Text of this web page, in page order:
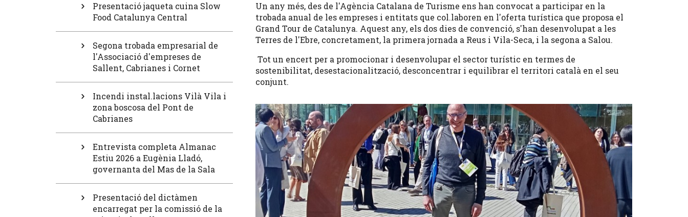
Presentació jaqueta cuina Slow
Food Catalunya Central
Segona trobada empresarial de
l'Associació d'empreses de
Sallent, Cabrianes i Cornet
Incendi instal.lacions Vilà Vila i
zona boscosa del Pont de
Cabrianes
Entrevista completa Almanac
Estiu 2026 a Eugènia Lladó,
governanta del Mas de la Sala
Presentació del dictàmen
encarregat per la comissió de la
Un any més, des de l'Agència Catalana de Turisme ens han convocat a participar en la
trobada anual de les empreses i entitats que col.laboren en l'oferta turística que proposa el
Grand Tour de Catalunya. Aquest any, els dos dies de convenció, s'han desenvolupat a les
Terres de l'Ebre, concretament, la primera jornada a Reus i Vila-Seca, i la segona a Salou.
Tot un encert per a promocionar i desenvolupar el sector turístic en termes de
sostenibilitat, desestacionalització, desconcentrar i equilibrar el territori català en el seu
conjunt.